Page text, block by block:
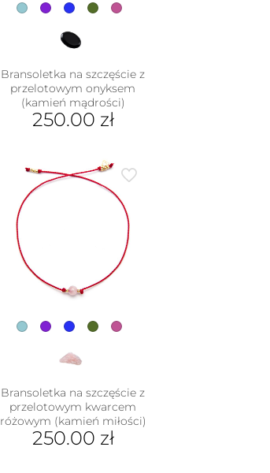
Bransoletka na szczęście z
przelotowym onyksem
(kamień mądrości)
250.00 zł
ma
wiele
wariantów.
stronie
produktu
Bransoletka na szczęście z
przelotowym kwarcem
różowym (kamień miłości)
250.00 zł